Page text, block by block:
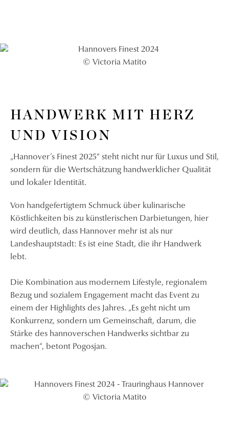
HANDWERK MIT HERZ
UND VISION
„Hannover’s Finest 2025“ steht nicht nur für Luxus und Stil,
sondern für die Wertschätzung handwerklicher Qualität
und lokaler Identität.
Von handgefertigtem Schmuck über kulinarische
Köstlichkeiten bis zu künstlerischen Darbietungen, hier
wird deutlich, dass Hannover mehr ist als nur
Landeshauptstadt: Es ist eine Stadt, die ihr Handwerk
lebt.
Die Kombination aus modernem Lifestyle, regionalem
Bezug und sozialem Engagement macht das Event zu
einem der Highlights des Jahres. „Es geht nicht um
Konkurrenz, sondern um Gemeinschaft, darum, die
Stärke des hannoverschen Handwerks sichtbar zu
machen“, betont Pogosjan.
© Victoria Matito
© Victoria Matito